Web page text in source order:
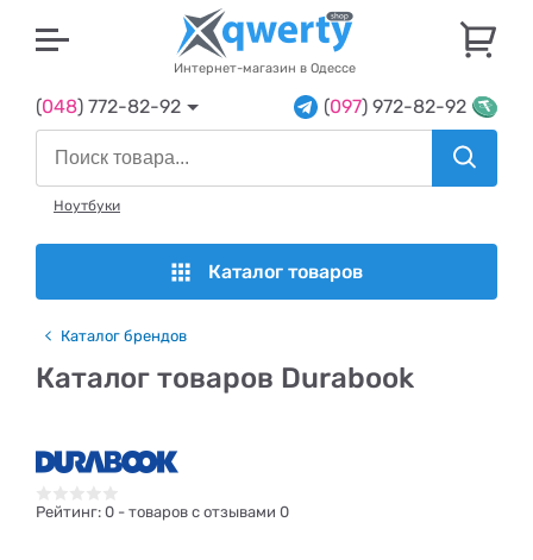
Интернет-магазин в Одессе
(048) 772-82-92 (097) 972-82-92
Ноутбуки
Каталог товаров
Каталог брендов
Каталог товаров Durabook
Рейтинг: 0 - товаров с отзывами 0